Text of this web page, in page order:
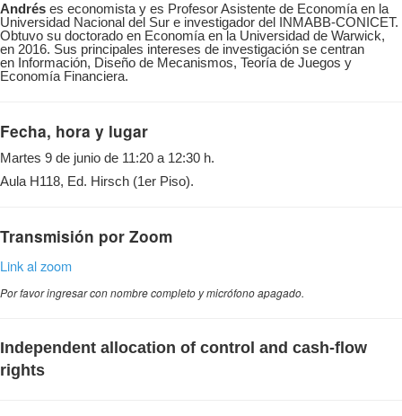
Andrés es economista y es Profesor Asistente de Economía en la
Universidad Nacional del Sur e investigador del INMABB-CONICET.
Obtuvo su doctorado en Economía en la Universidad de Warwick,
en 2016. Sus principales intereses de investigación se centran
en Información, Diseño de Mecanismos, Teoría de Juegos y
Economía Financiera.
Fecha, hora y lugar
Martes 9 de junio de 11:20 a 12:30 h.
Aula H118, Ed. Hirsch (1er Piso).
Transmisión por Zoom
Link al zoom
Por favor ingresar con nombre completo y micrófono apagado.
Independent allocation of control and cash-flow
rights